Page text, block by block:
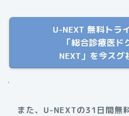
U-NEXT 無料トラ
「総合診療医ド
NEXT」を今スグ
.
また、U-NEXTの31日間無